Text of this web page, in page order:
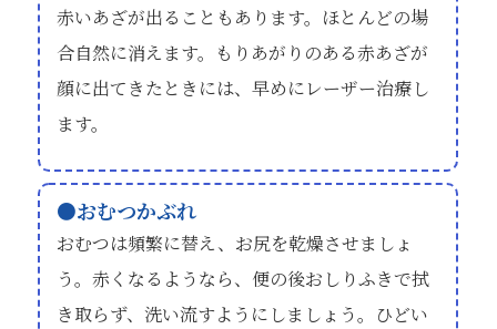
赤いあざが出ることもあります。ほとんどの場
合自然に消えます。もりあがりのある赤あざが
顔に出てきたときには、早めにレーザー治療し
ます。
おむつかぶれ
おむつは頻繁に替え、お尻を乾燥させましょ
う。赤くなるようなら、便の後おしりふきで拭
き取らず、洗い流すようにしましょう。ひどい